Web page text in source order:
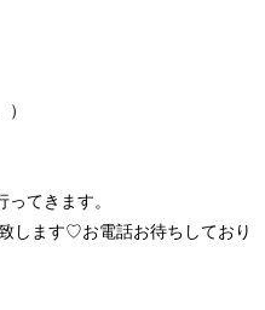
てきます。
します♡お電話お待ちしており